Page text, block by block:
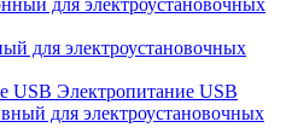
для электроустановочных
Электропитание USB
для электроустановочных